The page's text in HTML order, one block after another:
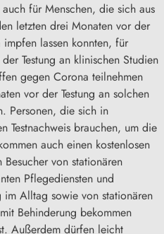
für Menschen, die sich aus
letzten drei Monaten vor der
lassen konnten, für
Testung an klinischen Studien
gegen Corona teilnehmen
vor der Testung an solchen
Personen, die sich in
Testnachweis brauchen, um die
auch einen kostenlosen
von stationären
Pflegediensten und
im Alltag sowie von stationären
Behinderung bekommen
Außerdem dürfen leicht